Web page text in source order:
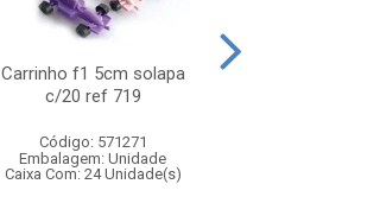
Carrinho f1 5cm solapa
c/20 ref 719
Código: 571271
Embalagem: Unidade
Caixa Com: 24 Unidade(s)